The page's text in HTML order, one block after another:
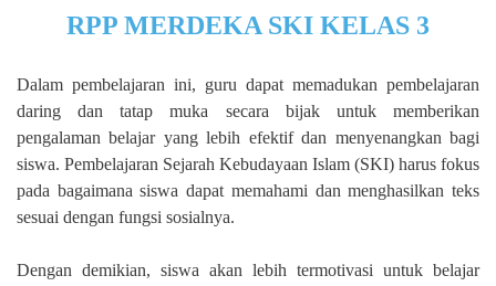
RPP MERDEKA SKI KELAS 3
Dalam pembelajaran ini, guru dapat memadukan pembelajaran
daring dan tatap muka secara bijak untuk memberikan
pengalaman belajar yang lebih efektif dan menyenangkan bagi
siswa. Pembelajaran Sejarah Kebudayaan Islam (SKI) harus fokus
pada bagaimana siswa dapat memahami dan menghasilkan teks
sesuai dengan fungsi sosialnya.
Dengan demikian, siswa akan lebih termotivasi untuk belajar